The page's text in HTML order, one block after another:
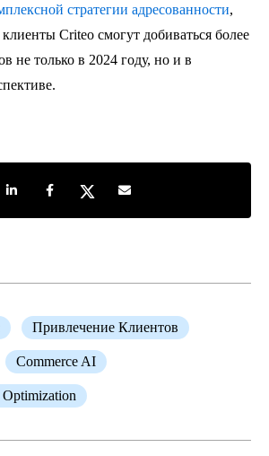
стратегии адресованности,
Criteo смогут добиваться более
не только в 2024 году, но и в
Share on LinkedIn
Share on Facebook
Share on TwitterShare by e-mail
Привлечение Клиентов
Commerce AI